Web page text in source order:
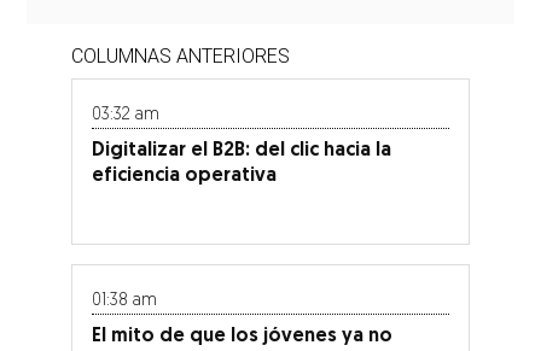
COLUMNAS ANTERIORES
03:32 am
Digitalizar el B2B: del clic hacia la
eficiencia operativa
01:38 am
El mito de que los jóvenes ya no